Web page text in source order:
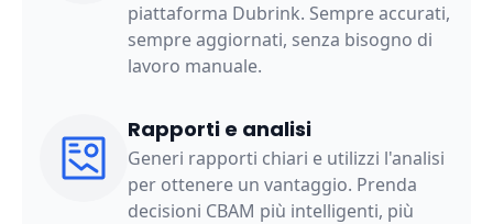
piattaforma Dubrink. Sempre accurati,
sempre aggiornati, senza bisogno di
lavoro manuale.
Rapporti e analisi
Generi rapporti chiari e utilizzi l'analisi
per ottenere un vantaggio. Prenda
decisioni CBAM più intelligenti, più